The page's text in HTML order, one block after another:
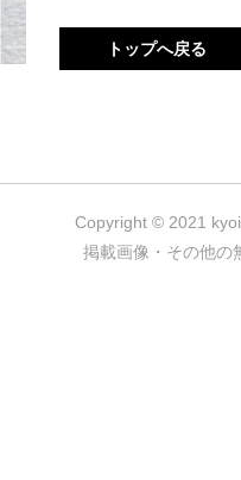
トップへ戻る
Copyright © 2021
掲載画像・その他の